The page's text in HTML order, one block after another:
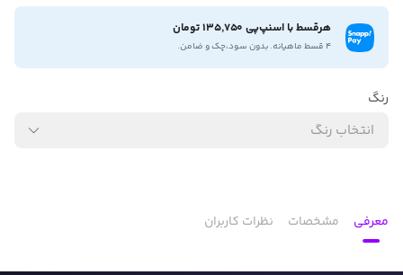
هرقسط با اسنپ‌پی 135,750 تومان
۴ قسط ماهیانه. بدون سود،چک و ضامن.
رنگ
انتخاب رنگ
معرفی مشخصات نظرات کاربران